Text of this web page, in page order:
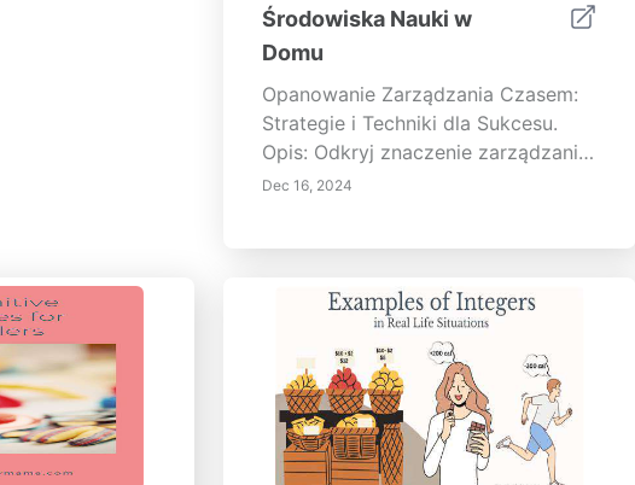
Środowiska Nauki w
Domu
Opanowanie Zarządzania Czasem:
Strategie i Techniki dla Sukcesu.
Opis: Odkryj znaczenie zarządzania
czasem w zwiększaniu wydajności i
ustalanie priorytetów, ustalanie
celów SMART i pokonywanie
prokrastynacji. Dowiedz się o
skutecznych technikach, w tym
Technikach Pomodoro i jak wdrożyć
macierze priorytetów w celu
efektywnego zarządzania
Dec 16, 2024